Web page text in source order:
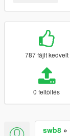
787 fájlt kedvelt
0 feltöltés
swb8 »